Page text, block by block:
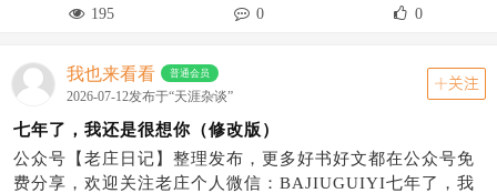
195 0 0
我也来看看 普通会员
2026-07-12发布于“天涯杂谈”
关注
七年了，我还是很想你（修改版）
公众号【老庄日记】整理发布，更多好书好文都在公众号免
费分享，欢迎关注老庄个人微信：BAJIUGUIYI七年了，我